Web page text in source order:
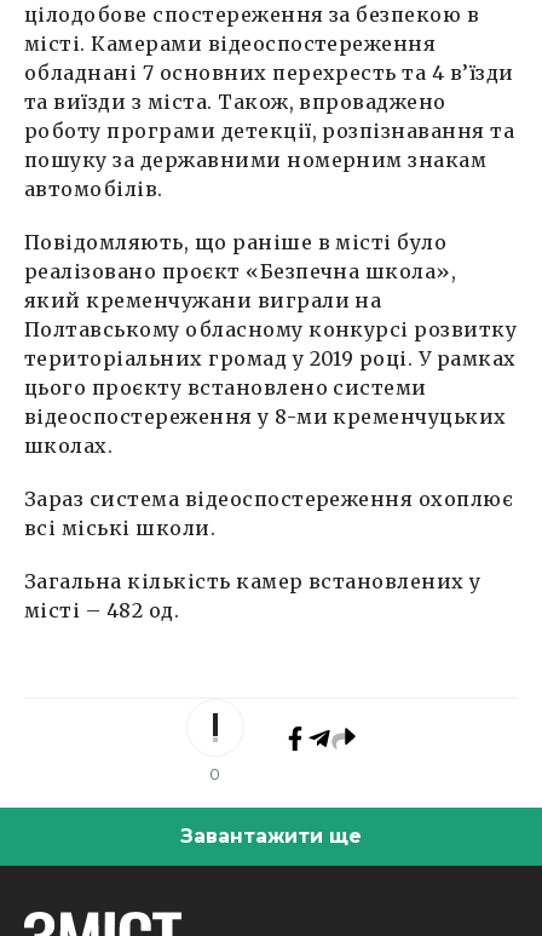
цілодобове спостереження за безпекою в
місті. Камерами відеоспостереження
обладнані 7 основних перехресть та 4 в’їзди
та виїзди з міста. Також, впроваджено
роботу програми детекції, розпізнавання та
пошуку за державними номерним знакам
автомобілів.
Повідомляють, що раніше в місті було
реалізовано проєкт «Безпечна школа»,
який кременчужани виграли на
Полтавському обласному конкурсі розвитку
територіальних громад у 2019 році. У рамках
цього проєкту встановлено системи
відеоспостереження у 8-ми кременчуцьких
школах.
Зараз система відеоспостереження охоплює
всі міські школи.
Загальна кількість камер встановлених у
місті – 482 од.
0
Завантажити ще